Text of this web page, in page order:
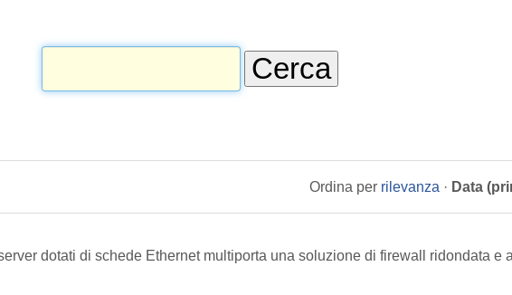
Ordina per rilevanza · Data
dotati di schede Ethernet multiporta una soluzione di firewall ridondata e